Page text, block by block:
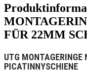
FÜR 22MM
UTG
PICATINNYSCHIENE